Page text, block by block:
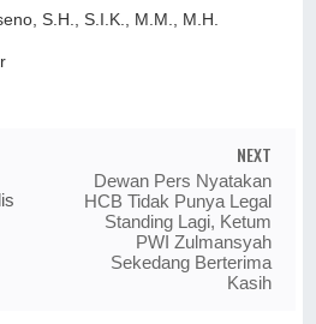
S.H., S.I.K., M.M., M.H.
NEXT
Dewan Pers Nyatakan
HCB Tidak Punya Legal
Standing Lagi, Ketum
PWI Zulmansyah
Sekedang Berterima
Kasih